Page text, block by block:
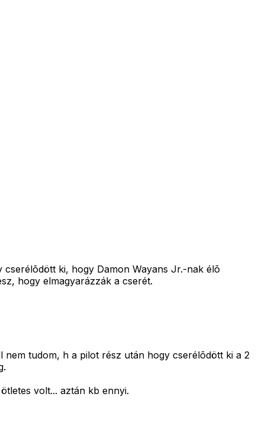
ki, hogy Damon Wayans Jr.-nak élõ
hogy elmagyarázzák a cserét.
nem tudom, h a pilot rész után hogy cserélõdött ki a 2
volt... aztán kb ennyi.